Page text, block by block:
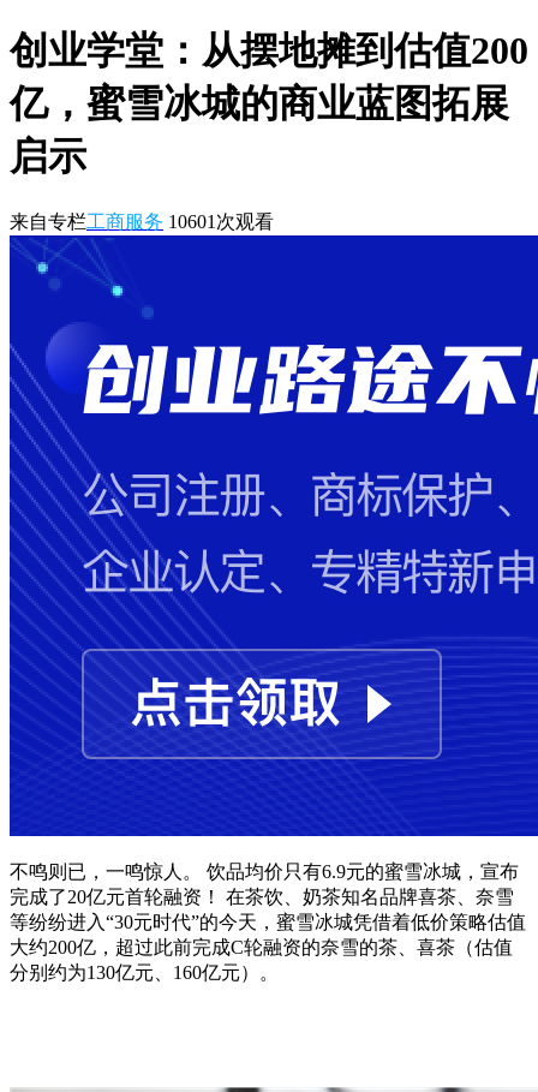
创业学堂：从摆地摊到估值200
亿，蜜雪冰城的商业蓝图拓展
启示
来自专栏工商服务 10601 次观看
不鸣则已，一鸣惊人。 饮品均价只有6.9元的蜜雪冰城，宣布
完成了20亿元首轮融资！ 在茶饮、奶茶知名品牌喜茶、奈雪
等纷纷进入“30元时代”的今天，蜜雪冰城凭借着低价策略估值
大约200亿，超过此前完成C轮融资的奈雪的茶、喜茶（估值
分别约为130亿元、160亿元）。